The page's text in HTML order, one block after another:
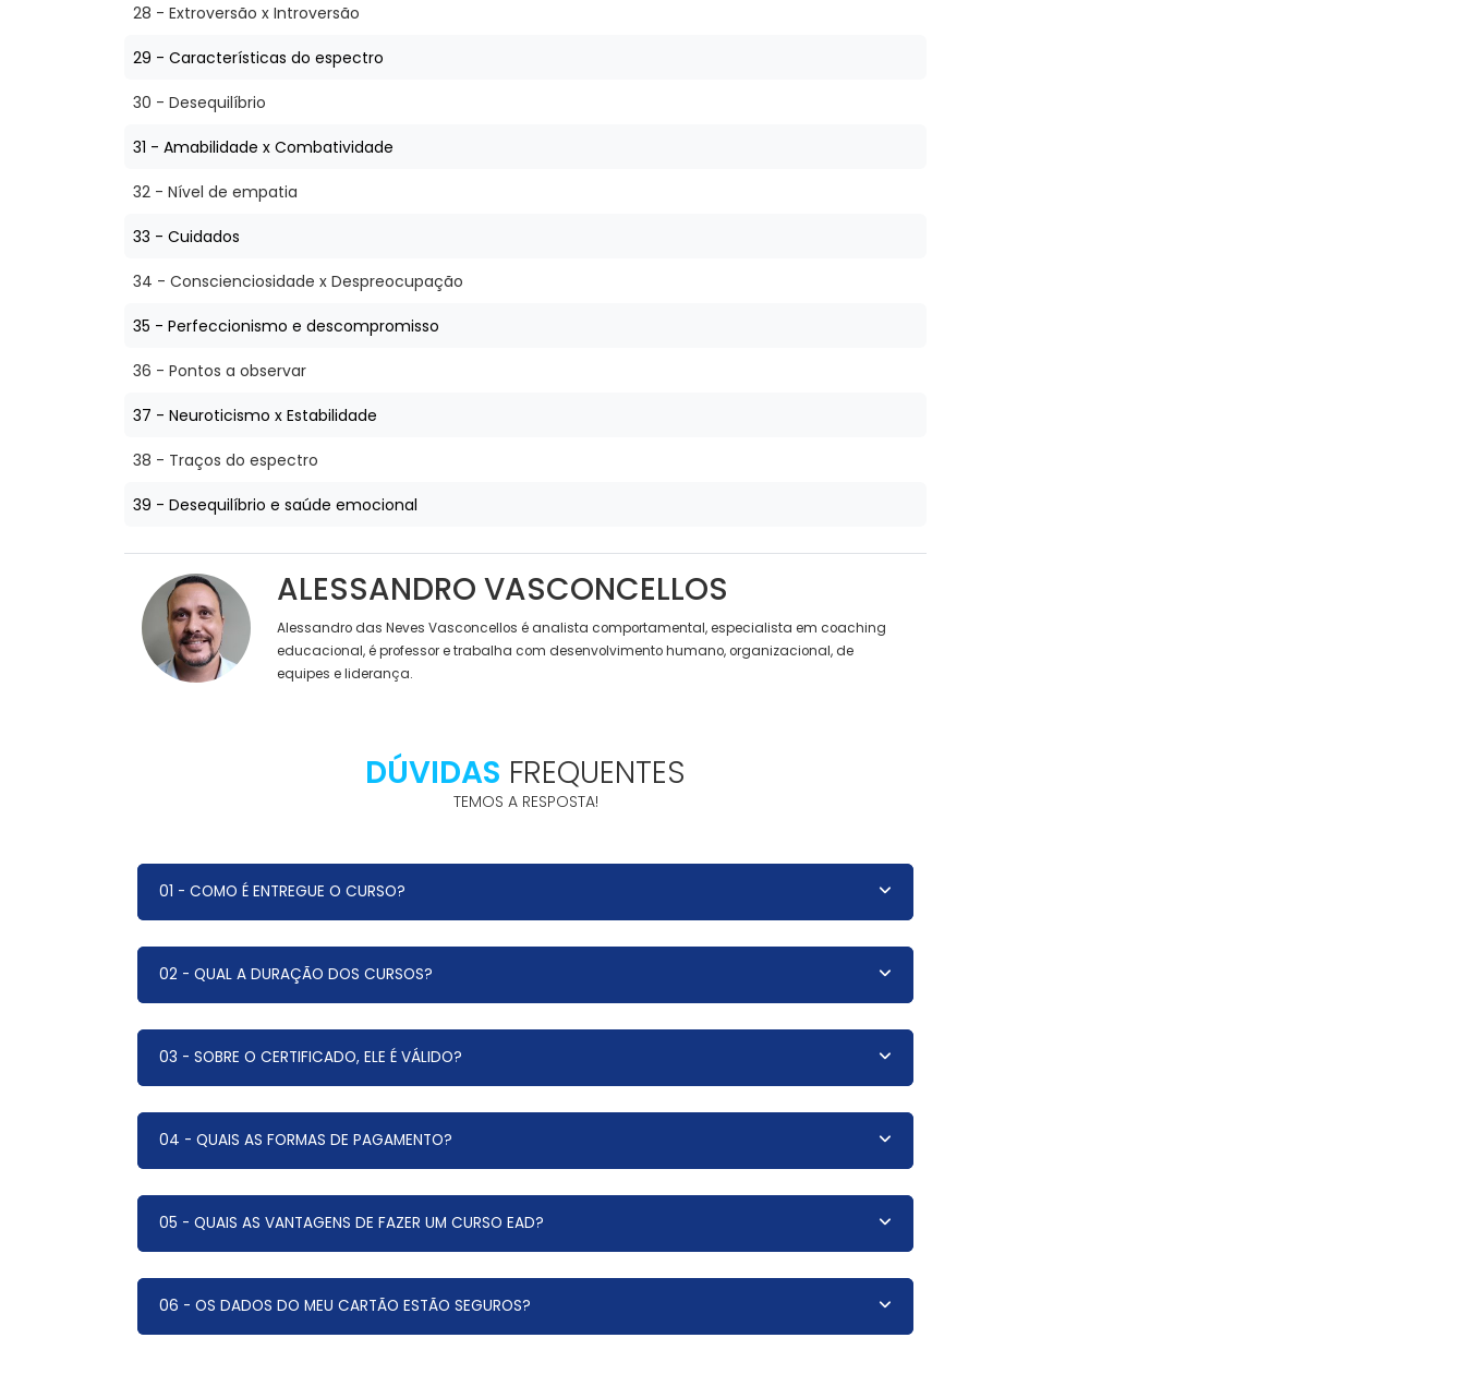
28 - Extroversão x Introversão
29 - Características do espectro
30 - Desequilíbrio
31 - Amabilidade x Combatividade
32 - Nível de empatia
33 - Cuidados
34 - Conscienciosidade x Despreocupação
35 - Perfeccionismo e descompromisso
36 - Pontos a observar
37 - Neuroticismo x Estabilidade
38 - Traços do espectro
39 - Desequilíbrio e saúde emocional
ALESSANDRO VASCONCELLOS
Alessandro das Neves Vasconcellos é analista comportamental, especialista em coaching
educacional, é professor e trabalha com desenvolvimento humano, organizacional, de
equipes e liderança.
DÚVIDAS FREQUENTES
TEMOS A RESPOSTA!
01 - COMO É ENTREGUE O CURSO?
02 - QUAL A DURAÇÃO DOS CURSOS?
03 - SOBRE O CERTIFICADO, ELE É VÁLIDO?
04 - QUAIS AS FORMAS DE PAGAMENTO?
05 - QUAIS AS VANTAGENS DE FAZER UM CURSO EAD?
06 - OS DADOS DO MEU CARTÃO ESTÃO SEGUROS?